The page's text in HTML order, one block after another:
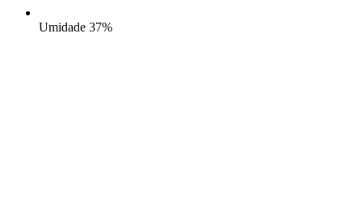
Umidade 37%